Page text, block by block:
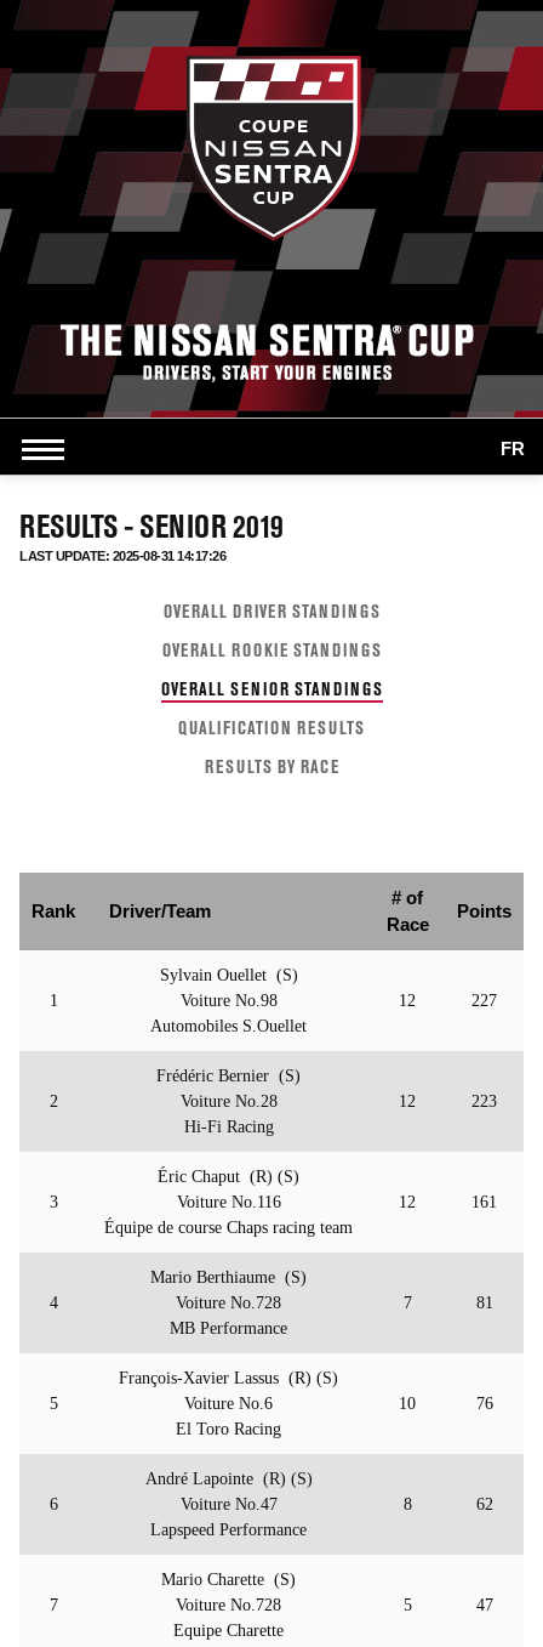
FR
RESULTS - SENIOR 2019
LAST UPDATE: 2025-08-31 14:17:26
OVERALL DRIVER STANDINGS
OVERALL ROOKIE STANDINGS
OVERALL SENIOR STANDINGS
QUALIFICATION RESULTS
RESULTS BY RACE
Rank Driver/Team
# of
Race
Points
1
Sylvain Ouellet (S)
Voiture No.98
Automobiles S.Ouellet
12 227
2
Frédéric Bernier (S)
Voiture No.28
Hi-Fi Racing
12 223
3
Éric Chaput (R) (S)
Voiture No.116
Équipe de course Chaps racing team
12 161
4
Mario Berthiaume (S)
Voiture No.728
MB Performance
7 81
5
François-Xavier Lassus (R) (S)
Voiture No.6
El Toro Racing
10 76
6
André Lapointe (R) (S)
Voiture No.47
Lapspeed Performance
8 62
7
Mario Charette (S)
Voiture No.728
Equipe Charette
5 47